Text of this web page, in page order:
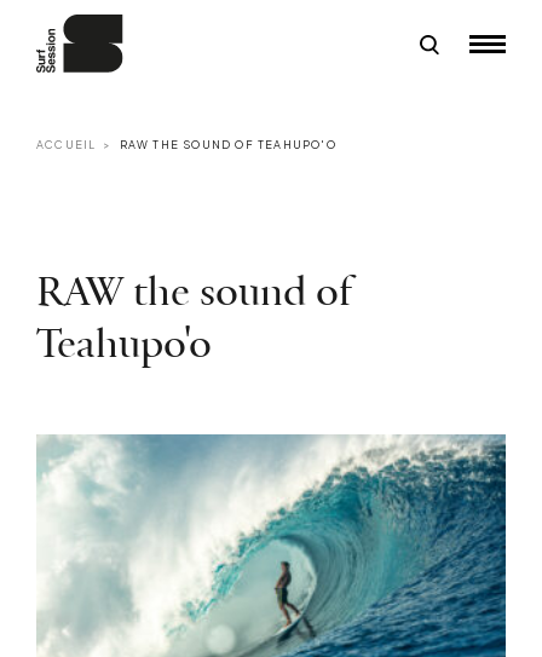
ACCUEIL RAW THE SOUND OF TEAHUPO'O
RAW the sound of
Teahupo'o